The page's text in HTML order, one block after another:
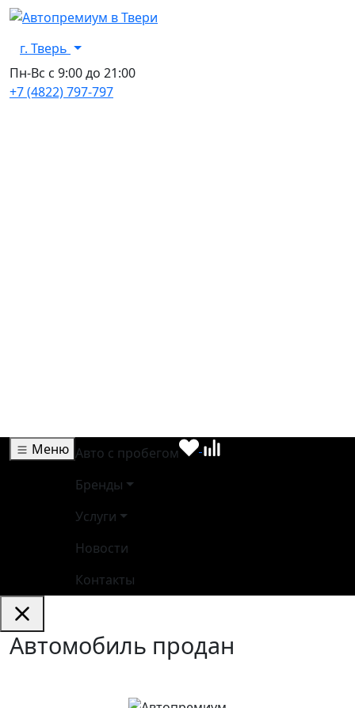
г. Тверь
Пн-Вс с 9:00 до 21:00
+7 (4822) 797-797
Меню Авто с пробегом
Бренды
Услуги
Новости
Контакты
Автомобиль продан